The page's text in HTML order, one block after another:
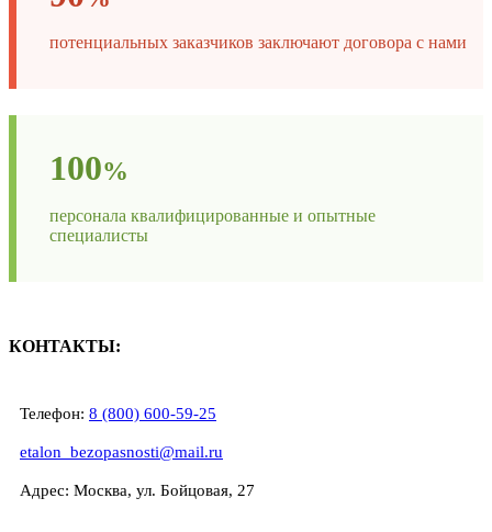
потенциальных заказчиков заключают договора с нами
100%
персонала квалифицированные и опытные
специалисты
КОНТАКТЫ:
Телефон: 8 (800) 600-59-25
etalon_bezopasnosti@mail.ru
Адрес: Москва, ул. Бойцовая, 27